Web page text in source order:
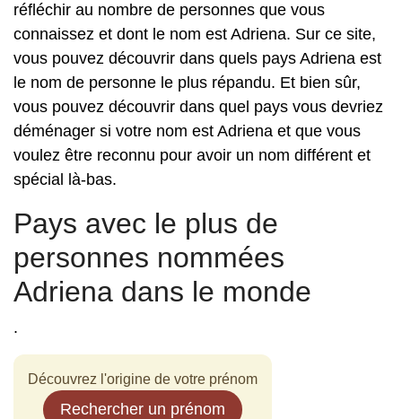
réfléchir au nombre de personnes que vous
connaissez et dont le nom est Adriena. Sur ce site,
vous pouvez découvrir dans quels pays Adriena est
le nom de personne le plus répandu. Et bien sûr,
vous pouvez découvrir dans quel pays vous devriez
déménager si votre nom est Adriena et que vous
voulez être reconnu pour avoir un nom différent et
spécial là-bas.
Pays avec le plus de
personnes nommées
Adriena dans le monde
.
Découvrez l'origine de votre prénom
Rechercher un prénom